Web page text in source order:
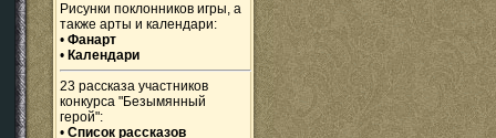
Рисунки поклонников игры, а
также арты и календари:
• Фанарт
• Календари
23 рассказа участников
конкурса "Безымянный
герой":
• Список рассказов